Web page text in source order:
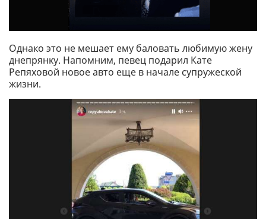
Однако это не мешает ему баловать любимую жену
днепрянку. Напомним, певец подарил Кате
Репяховой новое авто еще в начале супружеской
жизни.